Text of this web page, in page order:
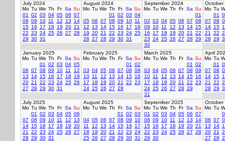
July 2024
Mo Tu We Th Fr Sa Su
01
02 03 04 05 06 07
08 09 10 11 12 13
14
15 16 17 18 19 20 21
22 23 24 25 26 27 28
29 30 31
August 2024
Mo Tu We Th Fr Sa Su
01
02 03 04
05 06 07 08 09 10 11
12
13 14 15 16 17
18
19 20 21 22 23 24 25
26 27 28 29 30 31
September 2024
Mo Tu We Th Fr Sa Su
01
02 03 04 05 06 07 08
09
10 11 12 13 14 15
16
17 18 19 20 21
22
23 24 25 26 27 28 29
30
October
Mo Tu
01
07 08
14 15
21
22
28 29
January 2025
Mo Tu We Th Fr Sa Su
01
02 03 04 05
06 07 08 09 10 11
12
13
14 15 16 17 18
19
20 21 22 23 24 25 26
27 28 29 30 31
February 2025
Mo Tu We Th Fr Sa Su
01
02
03 04 05 06 07 08 09
10 11 12 13 14 15 16
17
18 19 20 21 22 23
24 25 26 27 28
March 2025
Mo Tu We Th Fr Sa Su
01
02
03 04 05 06 07 08 09
10 11 12 13 14 15 16
17
18 19 20 21 22 23
24 25 26 27 28 29
31
April
Mo Tu
01
07 08
14 15
21
22
28 29
July 2025
Mo Tu We Th Fr Sa Su
01
02 03 04 05 06
07 08 09 10 11 12
13
14 15 16 17 18 19 20
21
22 23 24 25 26 27
28 29 30 31
August 2025
Mo Tu We Th Fr Sa Su
01
02 03
04 05 06 07 08 09
10
11
12 13 14 15 16
17
18
19 20 21 22 23 24
25 26 27 28 29 30 31
September 2025
Mo Tu We Th Fr Sa Su
01
02 03 04 05 06 07
08 09 10 11 12 13
14
15 16 17 18 19 20 21
22 23 24 25 26 27 28
29 30
October
Mo Tu
06 07
13
14
20 21
27 28